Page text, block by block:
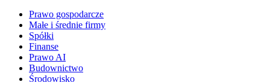
Prawo gospodarcze
Małe i średnie firmy
Spółki
Finanse
Prawo AI
Budownictwo
Środowisko